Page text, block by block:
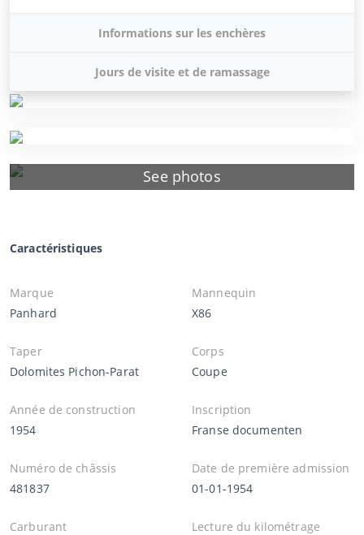
See photos
Informations sur les enchères
Jours de visite et de ramassage
Caractéristiques
Marque
Panhard
Mannequin
X86
Taper
Dolomites Pichon-Parat
Corps
Coupe
Année de construction
1954
Inscription
Franse documenten
Numéro de châssis
481837
Date de première admission
01-01-1954
Carburant
Lecture du kilométrage